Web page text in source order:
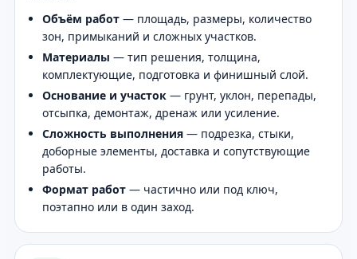
Объём работ — площадь, размеры, количество
зон, примыканий и сложных участков.
Материалы — тип решения, толщина,
комплектующие, подготовка и финишный слой.
Основание и участок — грунт, уклон, перепады,
отсыпка, демонтаж, дренаж или усиление.
Сложность выполнения — подрезка, стыки,
доборные элементы, доставка и сопутствующие
работы.
Формат работ — частично или под ключ,
поэтапно или в один заход.